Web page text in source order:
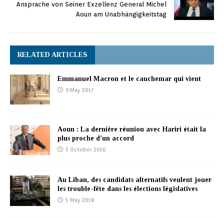
Ansprache von Seiner Exzellenz General Michel
Aoun am Unabhängigkeitstag
RELATED ARTICLES
Emmanuel Macron et le cauchemar qui vient
9 May 2017
Aoun : La dernière réunion avec Hariri était la
plus proche d’un accord
5 October 2016
Au Liban, des candidats alternatifs veulent jouer
les trouble-fête dans les élections législatives
5 May 2018